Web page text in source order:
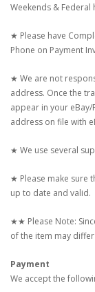
Weekends & Federal
★ Please have
Phone on Payment
★ We are not
address. Once the
appear in your eBay/
address on file with
★ We use several
★ Please make sure
up to date and valid.
★★ Please Note:
of the item may
Payment
We accept the